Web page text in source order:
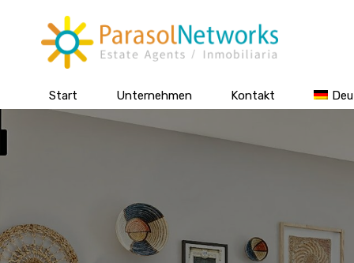
Start Unternehmen Kontakt